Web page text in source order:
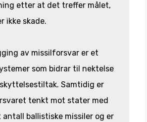
etter at det treffer målet,
ikke skade.
av missilforsvar er et
som bidrar til nektelse
Samtidig er
tenkt mot stater med
ballistiske missiler og er